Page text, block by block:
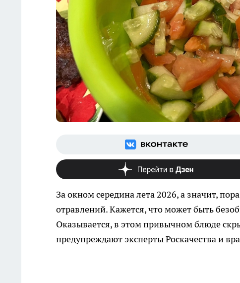
За окном середина лета 2026, а значит,
отравлений. Кажется, что может быть
Оказывается, в этом привычном блюде
предупреждают эксперты Роскачества и